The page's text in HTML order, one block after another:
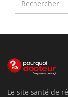
Le site santé de